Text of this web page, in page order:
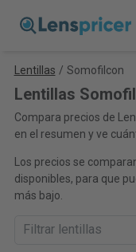
Lentillas / Somofilcon
Lentillas
Compara precios de
en el resumen y ve
Los precios se
disponibles, para que
más bajo.